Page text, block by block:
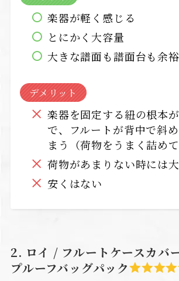
楽器が軽く感じる
とにかく大容量
大きな譜面も譜面台も余
デメリット
楽器を固定する紐の根本
で、フルートが背中で斜
まう（荷物をうまく詰めて
荷物があまりない時には
安くはない
2. ロイ / フルートケースカバ
プルーフバッグパック